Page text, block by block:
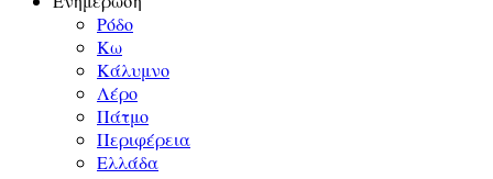
Ρόδο
Κω
Κάλυμνο
Λέρο
Πάτμο
Περιφέρεια
Ελλάδα